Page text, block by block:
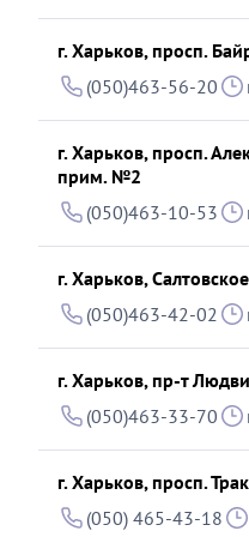
г. Харьков, просп.
(050)463-56-20
г. Харьков, просп.
прим. №2
(050)463-10-53
г. Харьков,
(050)463-42-02
г. Харьков, пр-т
(050)463-33-70
г. Харьков, просп.
(050) 465-43-18